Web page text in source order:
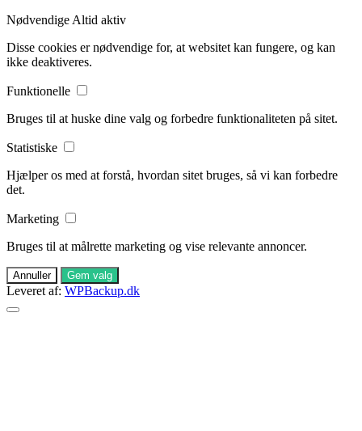
Nødvendige Altid aktiv
Disse cookies er nødvendige for, at websitet kan fungere, og kan
ikke deaktiveres.
Funktionelle
Bruges til at huske dine valg og forbedre funktionaliteten på sitet.
Statistiske
Hjælper os med at forstå, hvordan sitet bruges, så vi kan forbedre
det.
Marketing
Bruges til at målrette marketing og vise relevante annoncer.
Annuller Gem valg
Leveret af: WPBackup.dk